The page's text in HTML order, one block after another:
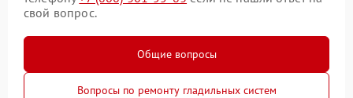
свой вопрос.
Общие вопросы
Вопросы по ремонту гладильных систем